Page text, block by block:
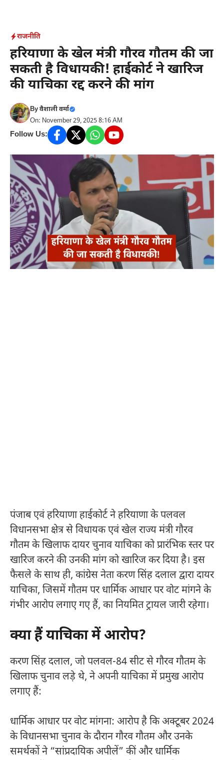
content
राजनीति
हरियाणा के खेल मंत्री गौरव गौतम की जा
सकती है विधायकी! हाईकोर्ट ने खारिज
की याचिका रद्द करने की मांग
Byवैशाली वर्मा
On: November 29, 2025 8:16 AM
Follow Us:
पंजाब एवं हरियाणा हाईकोर्ट ने हरियाणा के पलवल
विधानसभा क्षेत्र से विधायक एवं खेल राज्य मंत्री गौरव
गौतम के खिलाफ दायर चुनाव याचिका को प्रारंभिक स्तर पर
खारिज करने की उनकी मांग को खारिज कर दिया है। इस
फैसले के साथ ही, कांग्रेस नेता करण सिंह दलाल द्वारा दायर
याचिका, जिसमें गौतम पर धार्मिक आधार पर वोट मांगने के
गंभीर आरोप लगाए गए हैं, का नियमित ट्रायल जारी रहेगा।
क्या हैं याचिका में आरोप?
करण सिंह दलाल, जो पलवल-84 सीट से गौरव गौतम के
खिलाफ चुनाव लड़े थे, ने अपनी याचिका में प्रमुख आरोप
लगाए हैं:
धार्मिक आधार पर वोट मांगना: आरोप है कि अक्टूबर 2024
के विधानसभा चुनाव के दौरान गौरव गौतम और उनके
समर्थकों ने “सांप्रदायिक अपीलें” कीं और धार्मिक